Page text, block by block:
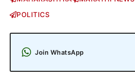
POLITICS
Join WhatsApp